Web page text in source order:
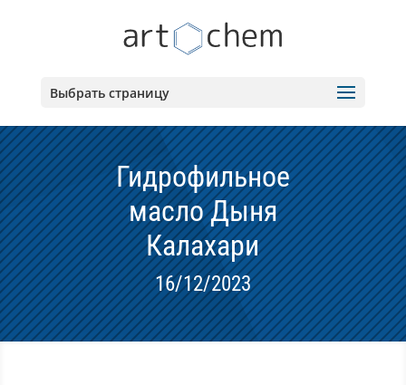
Выбрать страницу
Гидрофильное
масло Дыня
Калахари
16/12/2023